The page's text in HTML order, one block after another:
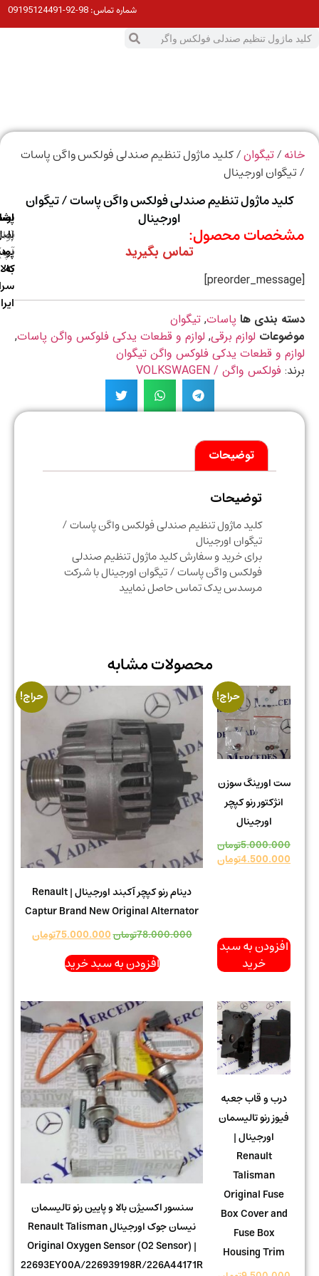
شماره تماس:98-92-09195124491
/تیگوان/ کلید ماژول تنظیم صندلی فولکس واگن پاسات
اورجینال
کلید ماژول تنظیم صندلی فولکس واگن پاسات / تیگوان
اورجینال
محصول:
تماس بگیرید
بندی ها پاسات,تیگوان
لوازم برقی,لوازم و قطعات یدکی فلوکس واگن پاسات,
و قطعات یدکی فلوکس واگن تیگوان
فولکس واگن / VOLKSWAGEN
سراسر
ایران
اصالت
پشتیبانی
(واتس
توضیحات
توضیحات
کلید ماژول تنظیم صندلی فولکس واگن پاسات /
تیگوان اورجینال
برای خرید و سفارش کلید ماژول تنظیم صندلی
فولکس واگن پاسات / تیگوان اورجینال با شرکت
مرسدس یدک تماس حاصل نمایید
محصولات مشابه
حراج!
ست اورینگ سوزن
انژکتور رنو کپچر
اورجینال
5.000.000تومان
4.500.000تومان
افزودن به سبد
خرید
حراج!
دینام رنو کپچر آکبند اورجینال | Renault
Captur Brand New Original Alternator
78.000.000تومان75.000.000تومان
افزودن به سبد خرید
درب و قاب جعبه
فیوز رنو تالیسمان
اورجینال |
Renault
Talisman
Original Fuse
Box Cover and
Fuse Box
Housing Trim
سنسور اکسیژن بالا و پایین رنو تالیسمان
نیسان جوک اورجینال Renault Talisman
Original Oxygen Sensor (O2 Sensor) |
22693EY00A/226939198R/226A44171R